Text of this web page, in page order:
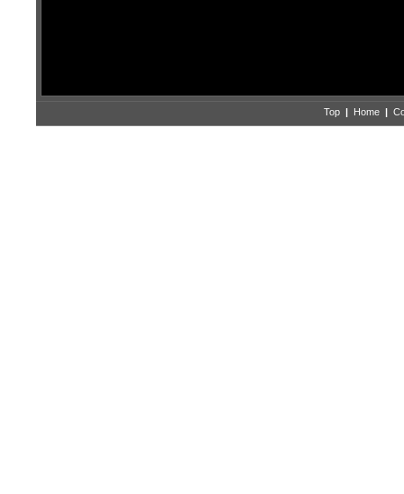
Top | Home |